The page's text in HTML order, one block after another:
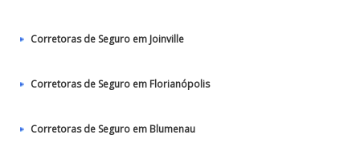
Corretoras de Seguro em Joinville
Corretoras de Seguro em Florianópolis
Corretoras de Seguro em Blumenau